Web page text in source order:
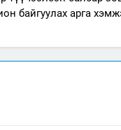
байгуулах арга